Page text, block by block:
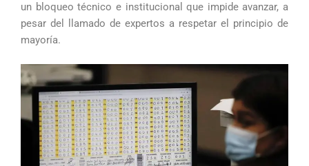
un bloqueo técnico e institucional que impide avanzar, a
pesar del llamado de expertos a respetar el principio de
mayoría.